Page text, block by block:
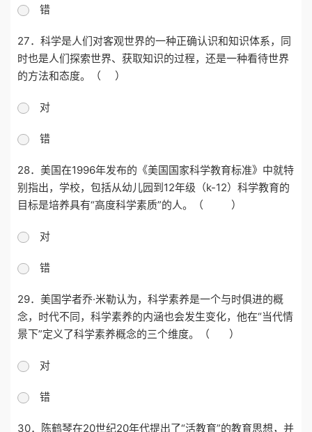
错
27． 科学是人们对客观世界的一种正确认识和知识体系，同
时也是人们探索世界、获取知识的过程，还是一种看待世界
的方法和态度。（ ）
对
错
28． 美国在1996年发布的《美国国家科学教育标准》中就特
别指出，学校，包括从幼儿园到12年级（k-12）科学教育的
目标是培养具有“高度科学素质”的人。（ ）
对
错
29． 美国学者乔·米勒认为，科学素养是一个与时俱进的概
念，时代不同，科学素养的内涵也会发生变化，他在“当代情
景下”定义了科学素养概念的三个维度。（ ）
对
错
30． 陈鹤琴在20世纪20年代提出了“活教育”的教育思想，并